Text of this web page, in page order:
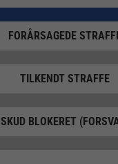
FORÅRSAGEDE
TILKENDT STRAFFE
SKUD BLOKERET